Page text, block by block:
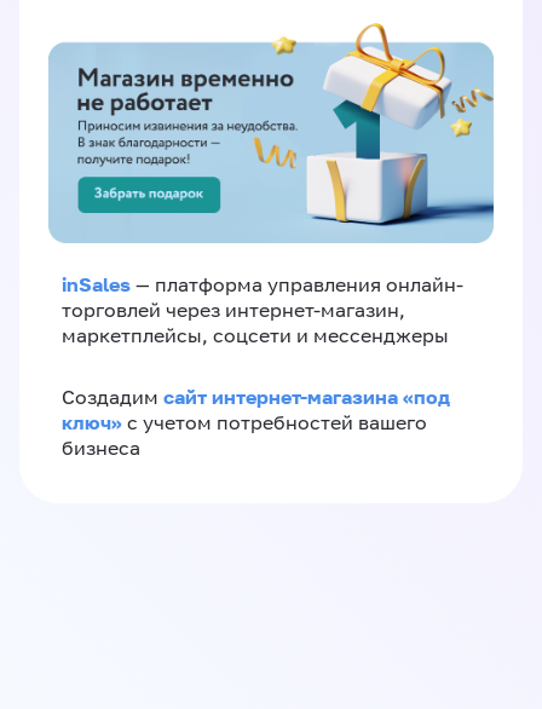
inSales — платформа управления онлайн-
торговлей через интернет-магазин,
маркетплейсы, соцсети и мессенджеры
Создадим сайт интернет-магазина «под
ключ» с учетом потребностей вашего
бизнеса